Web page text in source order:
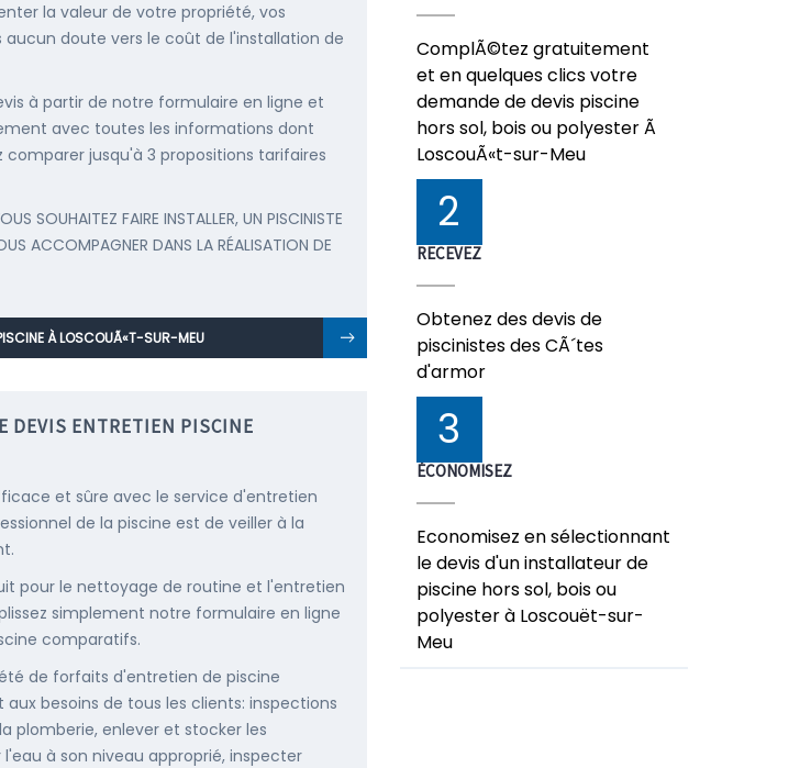
la valeur de votre propriété, vos
aucun doute vers le coût de l'installation de
à partir de notre formulaire en ligne et
avec toutes les informations dont
comparer jusqu'à 3 propositions tarifaires
SOUHAITEZ FAIRE INSTALLER, UN PISCINISTE
ACCOMPAGNER DANS LA RÉALISATION DE
À LOSCOUÃ«T-SUR-MEU
DEVIS ENTRETIEN PISCINE
et sûre avec le service d'entretien
de la piscine est de veiller à la
pour le nettoyage de routine et l'entretien
simplement notre formulaire en ligne
comparatifs.
de forfaits d'entretien de piscine
besoins de tous les clients: inspections
plomberie, enlever et stocker les
à son niveau approprié, inspecter
ComplÃ©tez gratuitement
et en quelques clics votre
demande de devis piscine
hors sol, bois ou polyester Ã
LoscouÃ«t-sur-Meu
2
RECEVEZ
Obtenez des devis de
piscinistes des CÃ´tes
d'armor
3
ÉCONOMISEZ
Economisez en sélectionnant
le devis d'un installateur de
piscine hors sol, bois ou
polyester à Loscouët-sur-
Meu